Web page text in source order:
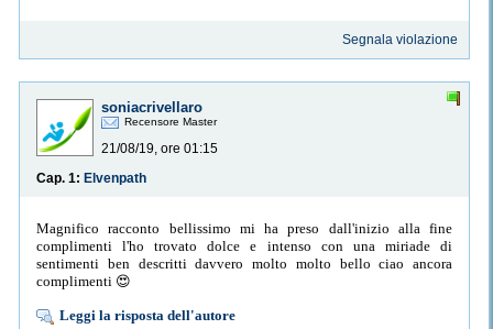
Segnala violazione
soniacrivellaro
Recensore Master
21/08/19, ore 01:15
Cap. 1: Elvenpath
Magnifico racconto bellissimo mi ha preso dall'inizio alla fine
complimenti l'ho trovato dolce e intenso con una miriade di
sentimenti ben descritti davvero molto molto bello ciao ancora
complimenti 😍
Leggi la risposta dell'autore